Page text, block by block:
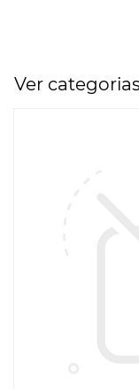
Ver categorias